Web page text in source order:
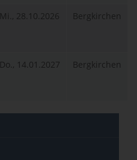
Mi., 28.10.2026 Bergkirchen
Do., 14.01.2027 Bergkirchen